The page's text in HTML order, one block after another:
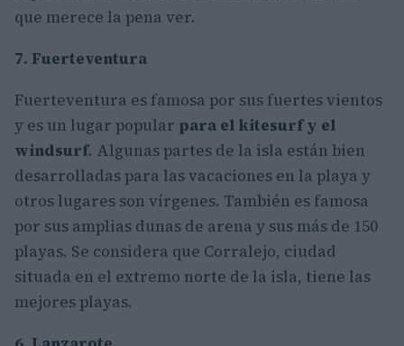
que merece la pena ver.
7. Fuerteventura
Fuerteventura es famosa por sus fuertes vientos
y es un lugar popular para el kitesurf y el
windsurf. Algunas partes de la isla están bien
desarrolladas para las vacaciones en la playa y
otros lugares son vírgenes. También es famosa
por sus amplias dunas de arena y sus más de 150
playas. Se considera que Corralejo, ciudad
situada en el extremo norte de la isla, tiene las
mejores playas.